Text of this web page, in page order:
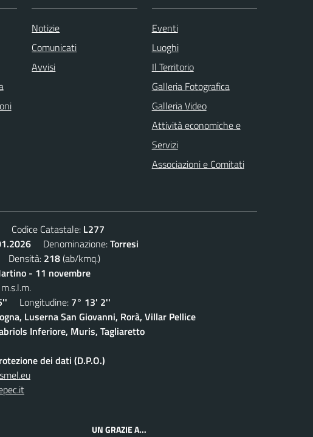
Notizie
Comunicati
Avvisi
Eventi
Luoghi
Il Territorio
Galleria Fotografica
Galleria Video
Attività economiche e
Servizi
Associazioni e Comitati
Codice Catastale: L277
Denominazione:Torresi
Densità: 218(ab/kmq.)
- 11 novembre
m.s.l.m.
Longitudine: 7° 13' 2''
Luserna San Giovanni, Rorà, Villar Pellice
Inferiore, Muris, Tagliaretto
dei dati (D.P.O.)
UN GRAZIE A...